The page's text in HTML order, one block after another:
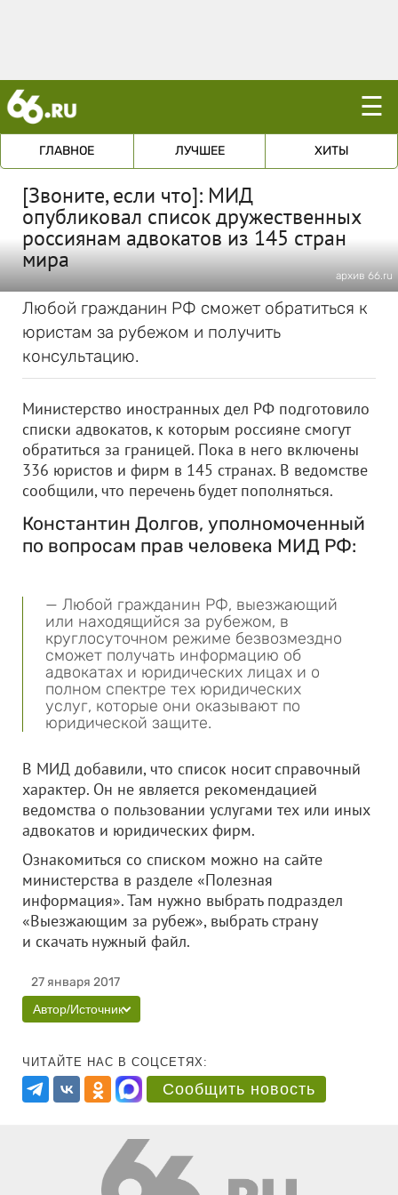
☰
ГЛАВНОЕ ЛУЧШЕЕ ХИТЫ
[Звоните, если что]: МИД
опубликовал список дружественных
россиянам адвокатов из 145 стран
мира
архив 66.ru
Любой гражданин РФ сможет обратиться к
юристам за рубежом и получить
консультацию.
Министерство иностранных дел РФ подготовило
списки адвокатов, к которым россияне смогут
обратиться за границей. Пока в него включены
336 юристов и фирм в 145 странах. В ведомстве
сообщили, что перечень будет пополняться.
Константин Долгов, уполномоченный
по вопросам прав человека МИД РФ:
— Любой гражданин РФ, выезжающий
или находящийся за рубежом, в
круглосуточном режиме безвозмездно
сможет получать информацию об
адвокатах и юридических лицах и о
полном спектре тех юридических
услуг, которые они оказывают по
юридической защите.
В МИД добавили, что список носит справочный
характер. Он не является рекомендацией
ведомства о пользовании услугами тех или иных
адвокатов и юридических фирм.
Ознакомиться со списком можно на сайте
министерства в разделе «Полезная
информация». Там нужно выбрать подраздел
«Выезжающим за рубеж», выбрать страну
и скачать нужный файл.
27 января 2017
Автор/Источник
ЧИТАЙТЕ НАС В СОЦСЕТЯХ:
Сообщить новость